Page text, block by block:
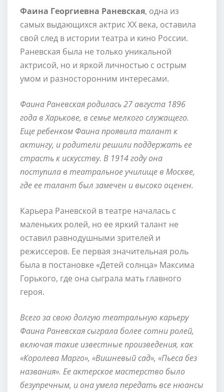
Фаина Георгиевна Раневская, одна из
самых выдающихся актрис XX века, оставила
свой след в истории театра и кино России.
Раневская была не только уникальной
актрисой, но и яркой личностью с острым
умом и разносторонним интересами.
Фаина Раневская родилась 27 августа 1896
года в Харькове, в семье мелкого служащего.
Еще ребенком Фаина проявила талант к
актингу, и родители решили поддержать ее
страсть к искусству. В 1914 году она
поступила в театральное училище в Москве,
где ее талант был замечен и высоко оценен.
Карьера Раневской в театре началась с
маленьких ролей, но ее яркий талант не
оставил равнодушными зрителей и
режиссеров. Ее первая значительная роль
была в постановке «Детей солнца» Максима
Горького, где она сыграла мать главного
героя.
Всего за свою долгую театральную карьеру
Фаина Раневская сыграла более сотни ролей,
включая такие известные произведения, как
«Королева Марго», «Вишневый сад», «Пьеса без
названия». Ее актерское мастерство было
безупречным, и она умела передать все нюансы